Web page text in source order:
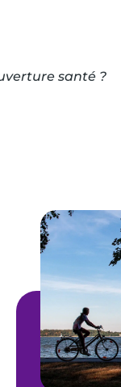
santé ?